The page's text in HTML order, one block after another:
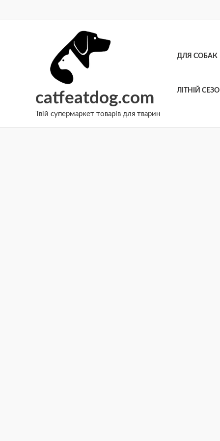
catfeatdog.com
Твій супермаркет товарів для тварин
ДЛЯ СОБАК
ЛІТНІЙ